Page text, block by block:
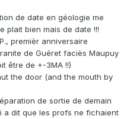
de date en géologie me
plait bien mais de date !!!
premièr anniversaire
de Guéret faciès Maupuy
être de +-3MA !!)
the door (and the mouth by
de sortie de demain
a dit que les profs ne fichaient